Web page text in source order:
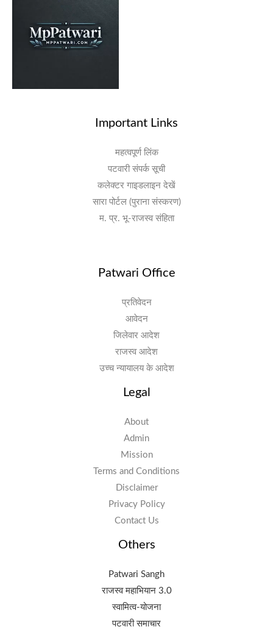
Important Links
महत्वपूर्ण लिंक
पटवारी संपर्क सूची
कलेक्टर गाइडलाइन देखें
सारा पोर्टल (पुराना संस्करण)
म. प्र. भू-राजस्व संहिता
Patwari Office
प्रतिवेदन
आवेदन
जिलेवार आदेश
राजस्व आदेश
उच्च न्यायालय के आदेश
Legal
About
Admin
Mission
Terms and Conditions
Disclaimer
Privacy Policy
Contact Us
Others
Patwari Sangh
राजस्व महाभियान 3.0
स्वामित्व-योजना
पटवारी समाचार